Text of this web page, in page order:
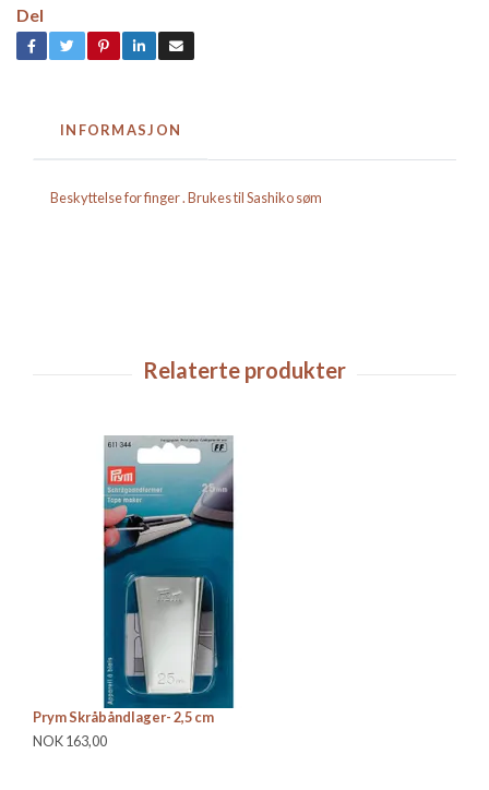
Del
INFORMASJON
Beskyttelse for finger . Brukes til Sashiko søm
Prym Skråbåndlager- 2,5 cm
NOK 163,00